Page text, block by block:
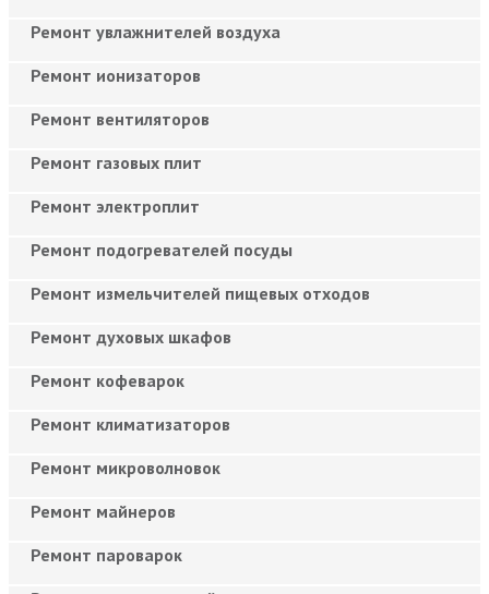
Ремонт увлажнителей воздуха
Ремонт ионизаторов
Ремонт вентиляторов
Ремонт газовых плит
Ремонт электроплит
Ремонт подогревателей посуды
Ремонт измельчителей пищевых отходов
Ремонт духовых шкафов
Ремонт кофеварок
Ремонт климатизаторов
Ремонт микроволновок
Ремонт майнеров
Ремонт пароварок